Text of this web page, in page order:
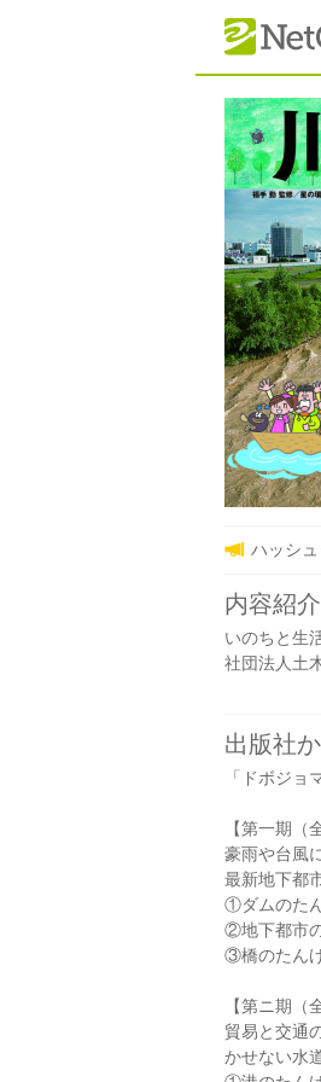
ハッシュ
内容紹介
いのちと生
社団法人土
出版社
「ドボジョ
【第一期（
豪雨や台風
最新地下都
①ダムのた
②地下都市
③橋のたん
【第ニ期（
貿易と交通
かせない水